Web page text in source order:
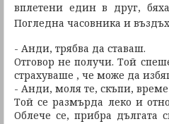
вплетени един в друг,
Погледна часовника и
- Анди, трябва да ставаш.
Отговор не получи. Той
страхуваше , че може да
- Анди, моля те, скъпи, време
Той се размърда леко и
Облече се, прибра дългата